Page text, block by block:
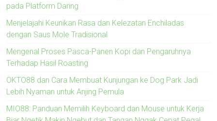
pada Platform Daring
Menjelajahi Keunikan Rasa dan Kelezatan Enchiladas
dengan Saus Mole Tradisional
Mengenal Proses Pasca-Panen Kopi dan Pengaruhnya
Terhadap Hasil Roasting
OKTO88 dan Cara Membuat Kunjungan ke Dog Park Jadi
Lebih Nyaman untuk Anjing Pemula
MIO88: Panduan Memilih Keyboard dan Mouse untuk Kerja